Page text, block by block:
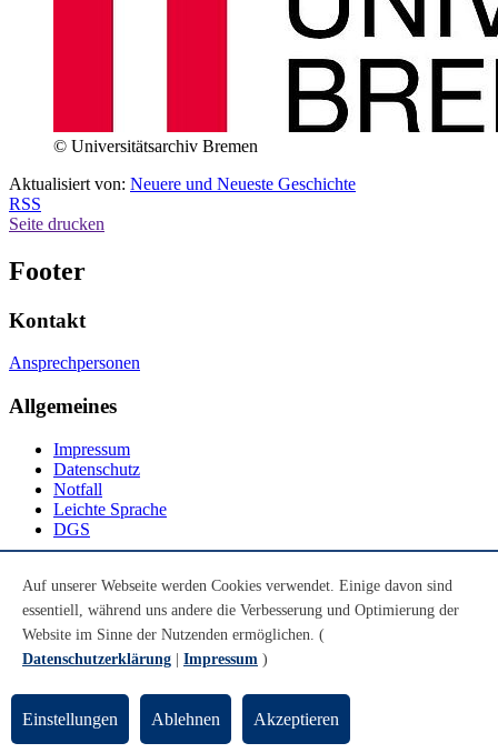
© Universitätsarchiv Bremen
Aktualisiert von: Neuere und Neueste Geschichte
RSS
Seite drucken
Footer
Kontakt
Ansprechpersonen
Allgemeines
Impressum
Datenschutz
Notfall
Leichte Sprache
DGS
Youtube
Instagram
LinkedIn
© Universität Bremen 2026
Auf unserer Webseite werden Cookies verwendet. Einige davon sind
essentiell, während uns andere die Verbesserung und Optimierung der
Website im Sinne der Nutzenden ermöglichen. (
Datenschutzerklärung
Impressum )
Einstellungen Ablehnen Akzeptieren